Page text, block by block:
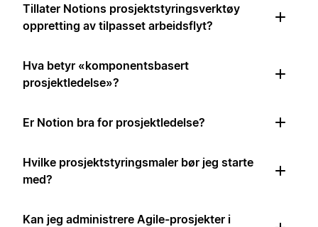
Tillater Notions prosjektstyringsverktøy
oppretting av tilpasset arbeidsflyt?
Hva betyr «komponentsbasert
prosjektledelse»?
Er Notion bra for prosjektledelse?
Hvilke prosjektstyringsmaler bør jeg starte
med?
Kan jeg administrere Agile-prosjekter i